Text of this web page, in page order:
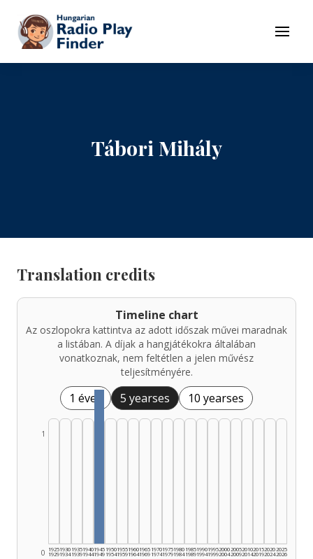
To contents
Menu
Tábori Mihály
Translation credits
Timeline chart
Az oszlopokra kattintva az adott időszak művei maradnak
a listában. A díjak a hangjátékokra általában
vonatkoznak, nem feltétlen a jelen művész
teljesítményére.
1 éves 5 yearses 10 yearses
0
1
1925
1929
1930
1934
1935
1939
1940
1944
1945
1949
1950
1954
1955
1959
1960
1964
1965
1969
1970
1974
1975
1979
1980
1984
1985
1989
1990
1994
1995
1999
2000
2004
2005
2009
2010
2014
2015
2019
2020
2024
2025
2026